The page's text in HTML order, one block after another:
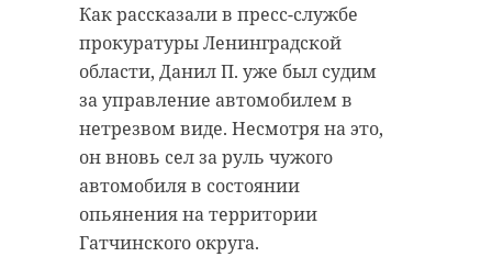
Как рассказали в пресс-службе
прокуратуры Ленинградской
области, Данил П. уже был судим
за управление автомобилем в
нетрезвом виде. Несмотря на это,
он вновь сел за руль чужого
автомобиля в состоянии
опьянения на территории
Гатчинского округа.
утка трогательно
оберег ...
22 июля 2021, 09:12
утка
оберег ...
22 июля 2021, 09:12
// Мы есть в MAX . Не теряйте. //
Фото: https://vk.com/wall-
219746768_2004